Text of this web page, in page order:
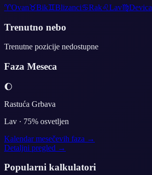
♈Ovan♉Bik♊Blizanci♋Rak♌Lav♍Devica
Trenutno nebo
Trenutne pozicije nedostupne
Faza Meseca
🌔
Rastuća Grbava
Lav · 75% osvetljen
Kalendar mesečevih faza →
Detaljni pregled →
Popularni kalkulatori